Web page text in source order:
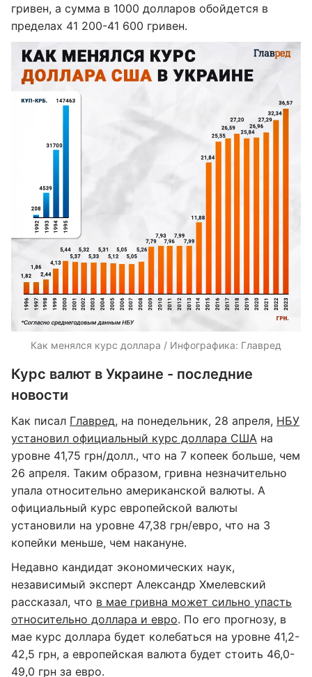
гривен, а сумма в 1000 долларов обойдется в
пределах 41 200-41 600 гривен.
Как менялся курс доллара / Инфографика: Главред
Курс валют в Украине - последние
новости
Как писал Главред, на понедельник, 28 апреля, НБУ
установил официальный курс доллара США на
уровне 41,75 грн/долл., что на 7 копеек больше, чем
26 апреля. Таким образом, гривна незначительно
упала относительно американской валюты. А
официальный курс европейской валюты
установили на уровне 47,38 грн/евро, что на 3
копейки меньше, чем накануне.
Недавно кандидат экономических наук,
независимый эксперт Александр Хмелевский
рассказал, что в мае гривна может сильно упасть
относительно доллара и евро. По его прогнозу, в
мае курс доллара будет колебаться на уровне 41,2-
42,5 грн, а европейская валюта будет стоить 46,0-
49,0 грн за евро.